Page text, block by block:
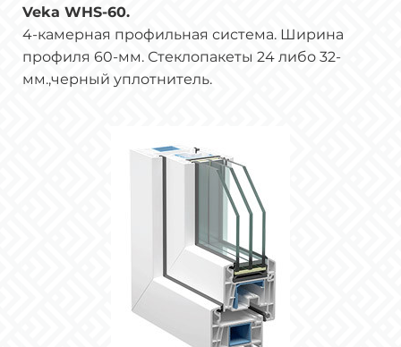
Veka WHS-60.
4-камерная профильная система. Ширина
профиля 60-мм. Стеклопакеты 24 либо 32-
мм.,черный уплотнитель.